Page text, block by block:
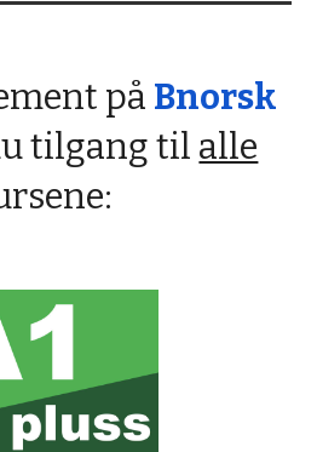
på Bnorsk
tilgang til alle